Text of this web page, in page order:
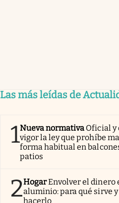
Las más leídas de
1Nueva normativa Oficial y
vigor la ley que prohíbe
forma habitual en
patios
2HogarEnvolver el dinero
aluminio: para qué sirve
hacerlo